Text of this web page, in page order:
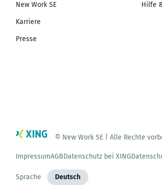
New Work SE
Karriere
Presse
Hilfe
© New Work SE | Alle Rechte
ImpressumAGBDatenschutz bei XING
Sprache Deutsch